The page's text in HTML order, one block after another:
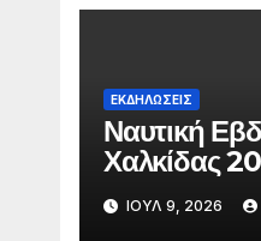
ΕΚΔΗΛΩΣΕΙΣ
Ναυτική
Χαλκίδας
Χαλκίδα
ΙΟΎΛ 9, 2026